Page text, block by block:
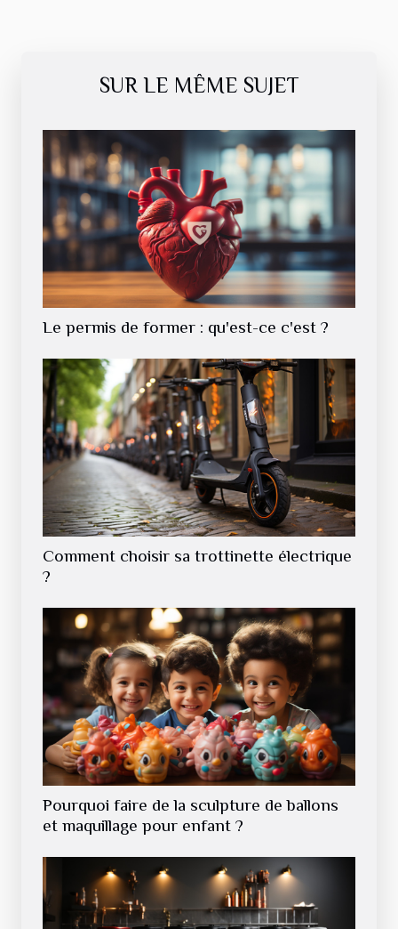
SUR LE MÊME SUJET
Le permis de former : qu'est-ce c'est ?
Comment choisir sa trottinette électrique
?
Pourquoi faire de la sculpture de ballons
et maquillage pour enfant ?